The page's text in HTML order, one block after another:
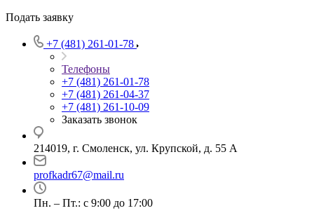
Подать заявку
+7 (481) 261-01-78
Телефоны
+7 (481) 261-01-78
+7 (481) 261-04-37
+7 (481) 261-10-09
Заказать звонок
214019, г. Смоленск, ул. Крупской, д. 55 А
profkadr67@mail.ru
Пн. – Пт.: с 9:00 до 17:00